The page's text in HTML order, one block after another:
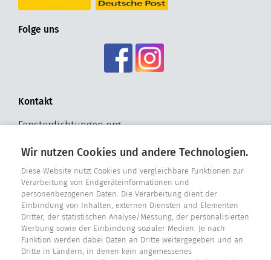
Folge uns
Kontakt
Fensterdichtungen.org
D - 33181 Bad Wünnenberg
Tel. +49 2957 - 9849318
E-Mail: info@fensterdichtungen.org
Dichtungskatalog
Wir nutzen Cookies und andere Technologien.
Diese Website nutzt Cookies und vergleichbare Funktionen zur
Verarbeitung von Endgeräteinformationen und
personenbezogenen Daten. Die Verarbeitung dient der
Einbindung von Inhalten, externen Diensten und Elementen
Dritter, der statistischen Analyse/Messung, der personalisierten
Werbung sowie der Einbindung sozialer Medien. Je nach
Funktion werden dabei Daten an Dritte weitergegeben und an
Dritte in Ländern, in denen kein angemessenes